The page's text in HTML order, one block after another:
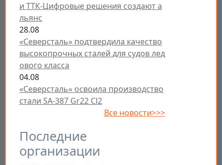
и ТТК-Цифровые решения создают а
льянс
28.08
«Северсталь» подтвердила качество
высокопрочных сталей для судов лед
ового класса
04.08
«Северсталь» освоила производство
стали SA-387 Gr22 Cl2
Все новости>>>
Последние
организации